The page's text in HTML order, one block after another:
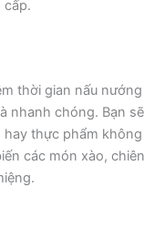
cấp.
thời gian nấu nướng
nhanh chóng. Bạn sẽ
hay thực phẩm không
các món xào, chiên